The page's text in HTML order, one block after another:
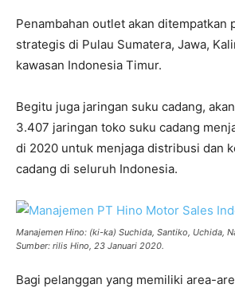
Penambahan outlet akan ditempatkan
strategis di Pulau Sumatera, Jawa,
kawasan Indonesia Timur.
Begitu juga jaringan suku cadang,
3.407 jaringan toko suku cadang
di 2020 untuk menjaga distribusi dan
cadang di seluruh Indonesia.
Manajemen Hino: (ki-ka) Suchida, Santiko, Uchida,
Sumber: rilis Hino, 23 Januari 2020.
Bagi pelanggan yang memiliki area-